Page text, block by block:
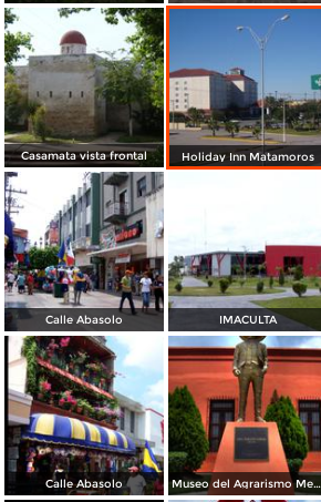
Casamata vista frontal Holiday Inn Matamoros
Calle Abasolo IMACULTA
Calle Abasolo Museo del Agrarismo Mexicano